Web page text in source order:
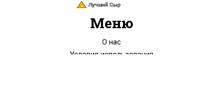
Меню
О нас
Условия использования